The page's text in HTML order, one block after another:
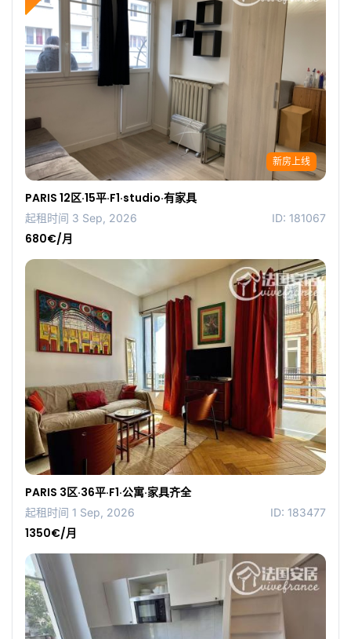
新房上线
PARIS 12区·15平·F1·studio·有家具
起租时间 3 Sep, 2026 ID: 181067
680€/月
PARIS 3区·36平·F1·公寓·家具齐全
起租时间 1 Sep, 2026 ID: 183477
1350€/月